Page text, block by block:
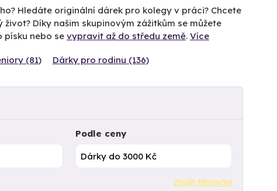
Hledáte originální dárek pro kolegy v práci? Chcete
Díky našim skupinovým zážitkům se můžete
písku nebo se vypravit až do středu země. Více
(81) Dárky pro rodinu (136)
Podle ceny
Zrušit filtrování